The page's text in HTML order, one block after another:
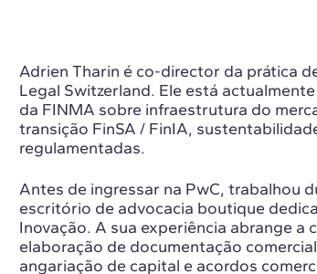
Adrien Tharin é co-director da prática
Legal Switzerland. Ele está
da FINMA sobre infraestrutura do
transição FinSA / FinIA,
regulamentadas.
Antes de ingressar na PwC, trabalhou
escritório de advocacia boutique
Inovação. A sua experiência abrange
elaboração de documentação
angariação de capital e acordos